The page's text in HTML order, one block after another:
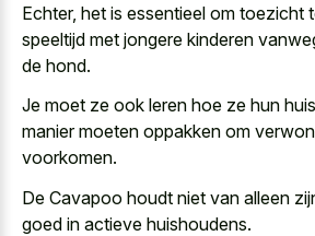
Echter, het is essentieel om toezicht
speeltijd met jongere kinderen
de hond.
Je moet ze ook leren hoe ze hun
manier moeten oppakken om
voorkomen.
De Cavapoo houdt niet van alleen
goed in actieve huishoudens.